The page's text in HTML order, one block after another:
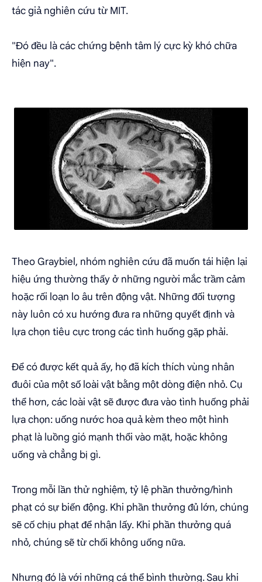
tác giả nghiên cứu từ MIT.
"Đó đều là các chứng bệnh tâm lý cực kỳ khó chữa
hiện nay".
Theo Graybiel, nhóm nghiên cứu đã muốn tái hiện lại
hiệu ứng thường thấy ở những người mắc trầm cảm
hoặc rối loạn lo âu trên động vật. Những đối tượng
này luôn có xu hướng đưa ra những quyết định và
lựa chọn tiêu cực trong các tình huống gặp phải.
Để có được kết quả ấy, họ đã kích thích vùng nhân
đuôi của một số loài vật bằng một dòng điện nhỏ. Cụ
thể hơn, các loài vật sẽ được đưa vào tình huống phải
lựa chọn: uống nước hoa quả kèm theo một hình
phạt là luồng gió mạnh thổi vào mặt, hoặc không
uống và chẳng bị gì.
Trong mỗi lần thử nghiệm, tỷ lệ phần thưởng/hình
phạt có sự biến động. Khi phần thưởng đủ lớn, chúng
sẽ cố chịu phạt để nhận lấy. Khi phần thưởng quá
nhỏ, chúng sẽ từ chối không uống nữa.
Nhưng đó là với những cá thể bình thường. Sau khi